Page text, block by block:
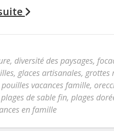
, diversité des paysages,
, glaces artisanales, grottes
pouilles vacances famille,
plages de sable fin, plages
en famille